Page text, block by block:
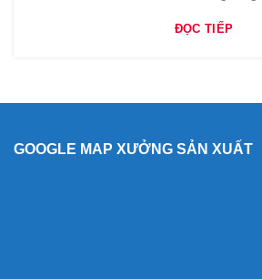
ĐỌC TIẾP
GOOGLE MAP XƯỞNG SẢN XUẤT